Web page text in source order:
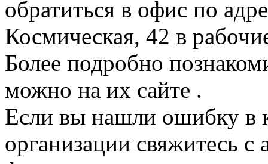
обратиться в офис по
Космическая, 42 в
Более подробно
можно на их сайте .
Если вы нашли ошибку в
организации свяжитесь